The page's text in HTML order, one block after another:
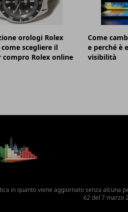
orologi Rolex
scegliere il
Rolex online
Come
e perché è
visibilità
in quanto viene aggiornato senza
62 del 7 marzo